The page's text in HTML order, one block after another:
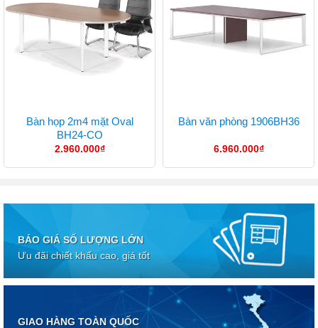
Bàn họp 2m4 mặt Oval
BH24-CO
2.960.000₫
Bàn văn phòng 1906BH36
6.960.000₫
BÁO GIÁ SỐ LƯỢNG LỚN
Ưu đãi chiết khấu cao, giá tốt
GIAO HÀNG TOÀN QUỐC